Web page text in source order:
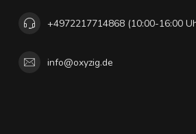
+4972217714868 (10:00-16:00
info@oxyzig.de